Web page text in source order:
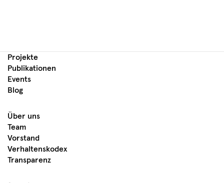
Projekte
Publikationen
Events
Blog
Über uns
Team
Vorstand
Verhaltenskodex
Transparenz